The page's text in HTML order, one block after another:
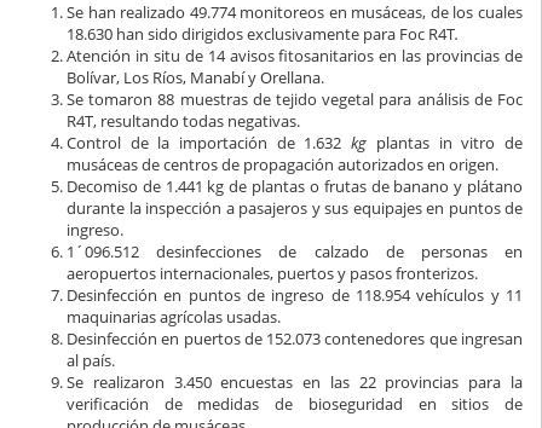
Se han realizado 49.774 monitoreos en musáceas, de los cuales
18.630 han sido dirigidos exclusivamente para Foc R4T.
Atención in situ de 14 avisos fitosanitarios en las provincias de
Bolívar, Los Ríos, Manabí y Orellana.
Se tomaron 88 muestras de tejido vegetal para análisis de Foc
R4T, resultando todas negativas.
Control de la importación de 1.632kg plantas in vitro de
musáceas de centros de propagación autorizados en origen.
Decomiso de 1.441 kg de plantas o frutas de banano y plátano
durante la inspección a pasajeros y sus equipajes en puntos de
ingreso.
1´096.512 desinfecciones de calzado de personas en
aeropuertos internacionales, puertos y pasos fronterizos.
Desinfección en puntos de ingreso de 118.954 vehículos y 11
maquinarias agrícolas usadas.
Desinfección en puertos de 152.073 contenedores que ingresan
al país.
Se realizaron 3.450 encuestas en las 22 provincias para la
verificación de medidas de bioseguridad en sitios de